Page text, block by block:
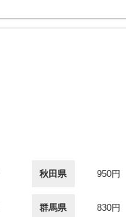
秋田県 950円
群馬県 830円